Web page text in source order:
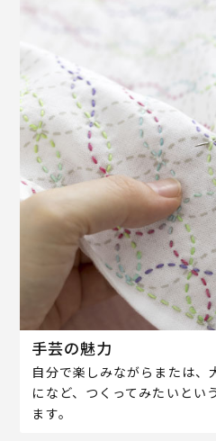
手芸の魅力
自分で楽しみながらまたは、
になど、つくってみたいとい
ます。